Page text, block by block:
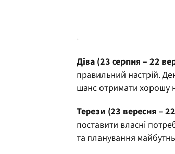
Діва (23 серпня – 22
правильний настрій.
шанс отримати хорошу
Терези (23 вересня –
поставити власні
та планування